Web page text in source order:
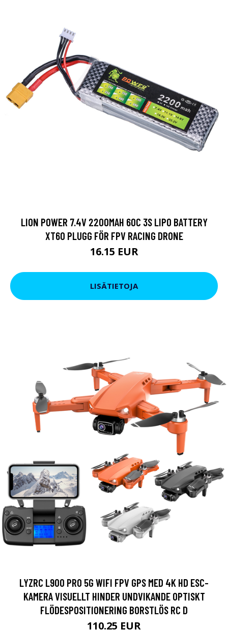
LION POWER 7.4V 2200MAH 60C 3S LIPO BATTERY
XT60 PLUGG FÖR FPV RACING DRONE
16.15 EUR
LISÄTIETOJA
LYZRC L900 PRO 5G WIFI FPV GPS MED 4K HD ESC-
KAMERA VISUELLT HINDER UNDVIKANDE OPTISKT
FLÖDESPOSITIONERING BORSTLÖS RC D
110.25 EUR